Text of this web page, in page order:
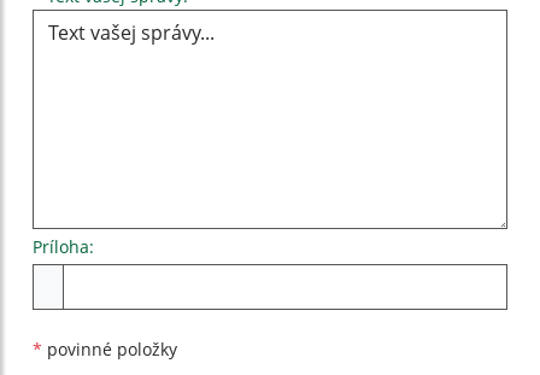
Príloha:
* povinné položky